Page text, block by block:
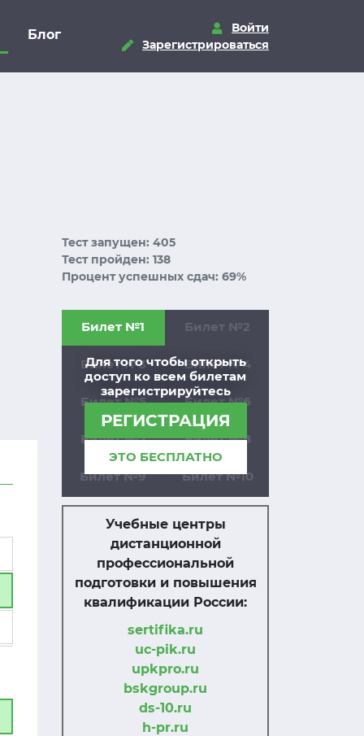
Блог
Войти
Зарегистрироваться
Тест запущен: 405
Тест пройден: 138
Процент успешных сдач: 69%
Для того чтобы открыть
доступ ко всем билетам
зарегистрируйтесь
РЕГИСТРАЦИЯ
ЭТО БЕСПЛАТНО
Билет №1 Билет №2
Билет №3 Билет №4
Билет №5 Билет №6
Билет №7 Билет №8
Билет №9 Билет №10
Учебные центры
дистанционной
профессиональной
подготовки и повышения
квалификации России:
sertifika.ru
uc-pik.ru
upkpro.ru
bskgroup.ru
ds-10.ru
h-pr.ru